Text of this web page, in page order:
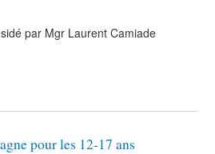
par Mgr Laurent Camiade
pour les 12-17 ans